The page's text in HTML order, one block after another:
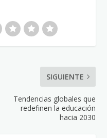
SIGUIENTE
Tendencias globales que
redefinen la educación
hacia 2030